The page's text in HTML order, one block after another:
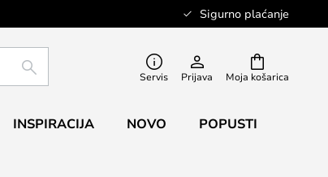
Sigurno plaćanje
Moja košarica
TRAŽI Servis Prijava
INSPIRACIJA NOVO POPUSTI